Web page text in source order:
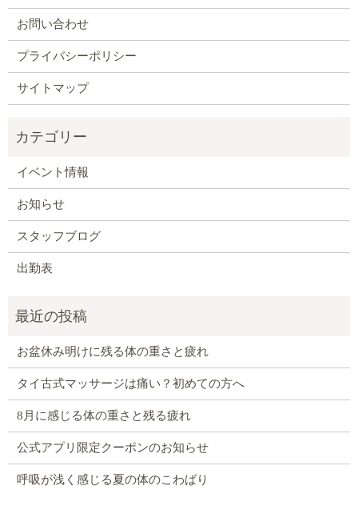
お問い合わせ
プライバシーポリシー
サイトマップ
イベント情報
お知らせ
スタッフブログ
出勤表
お盆休み明けに残る体の重さと疲れ
タイ古式マッサージは痛い？初めての方へ
8月に感じる体の重さと残る疲れ
公式アプリ限定クーポンのお知らせ
呼吸が浅く感じる夏の体のこわばり